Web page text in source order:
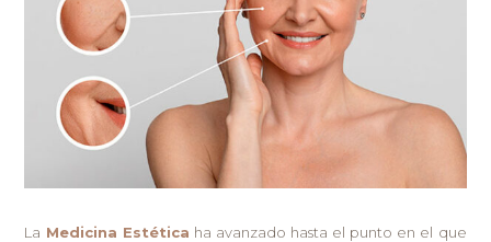
La Medicina Estética ha avanzado hasta el punto en el que